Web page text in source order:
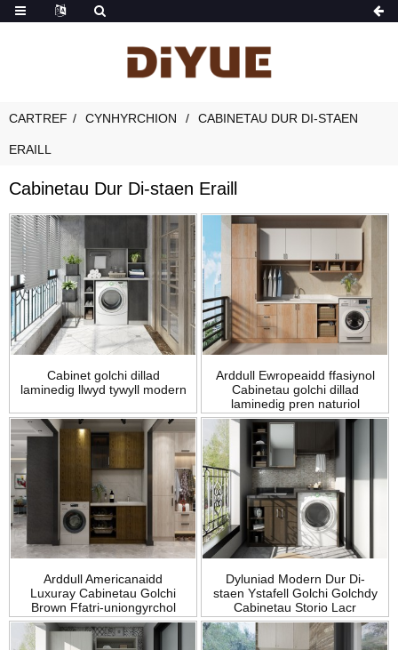
CARTREF CYNHYRCHION CABINETAU DUR DI-STAEN
ERAILL
Cabinetau Dur Di-staen Eraill
Cabinet golchi dillad
laminedig llwyd tywyll modern
Arddull Ewropeaidd ffasiynol
Cabinetau golchi dillad
laminedig pren naturiol
Arddull Americanaidd
Luxuray Cabinetau Golchi
Brown Ffatri-uniongyrchol
Dyluniad Modern Dur Di-
staen Ystafell Golchi Golchdy
Cabinetau Storio Lacr